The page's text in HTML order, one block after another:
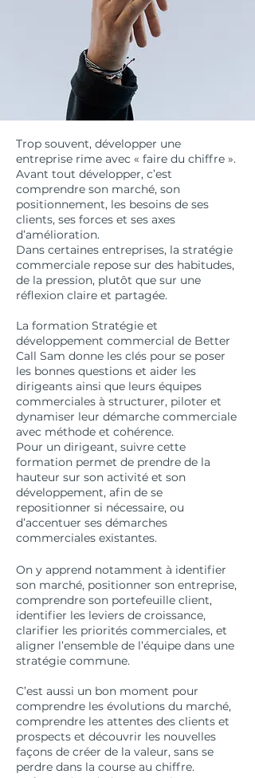
Trop souvent, développer une
entreprise rime avec « faire du chiffre ».
Avant tout développer, c’est
comprendre son marché, son
positionnement, les besoins de ses
clients, ses forces et ses axes
d’amélioration.
Dans certaines entreprises, la stratégie
commerciale repose sur des habitudes,
de la pression, plutôt que sur une
réflexion claire et partagée.
La formation Stratégie et
développement commercial de Better
Call Sam donne les clés pour se poser
les bonnes questions et aider les
dirigeants ainsi que leurs équipes
commerciales à structurer, piloter et
dynamiser leur démarche commerciale
avec méthode et cohérence.
Pour un dirigeant, suivre cette
formation permet de prendre de la
hauteur sur son activité et son
développement, afin de se
repositionner si nécessaire, ou
d’accentuer ses démarches
commerciales existantes.
On y apprend notamment à identifier
son marché, positionner son entreprise,
comprendre son portefeuille client,
identifier les leviers de croissance,
clarifier les priorités commerciales, et
aligner l’ensemble de l’équipe dans une
stratégie commune.
C’est aussi un bon moment pour
comprendre les évolutions du marché,
comprendre les attentes des clients et
prospects et découvrir les nouvelles
façons de créer de la valeur, sans se
perdre dans la course au chiffre.